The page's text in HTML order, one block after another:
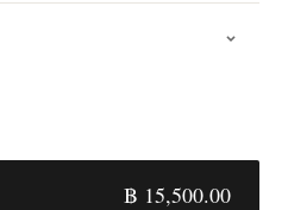
฿ 15,500.00